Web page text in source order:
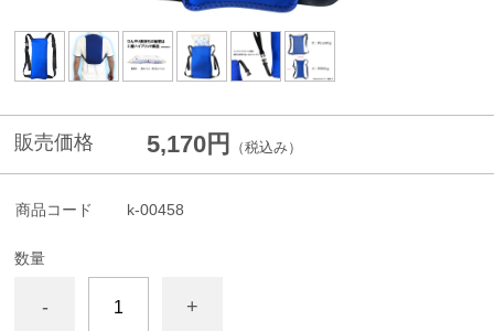
販売価格 5,170円 （税込み）
商品コード k-00458
数量
- +